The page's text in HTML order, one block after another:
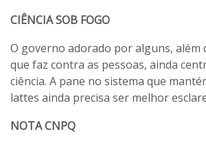
CIÊNCIA SOB FOGO
O governo adorado por alguns, além
que faz contra as pessoas, ainda
ciência. A pane no sistema que
lattes ainda precisa ser melhor
NOTA CNPQ